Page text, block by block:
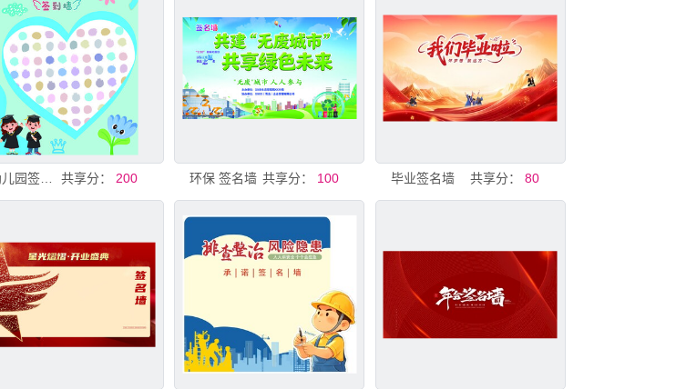
幼儿园签名墙 共享分： 200 环保 签名墙 共享分： 100 毕业签名墙 共享分： 80